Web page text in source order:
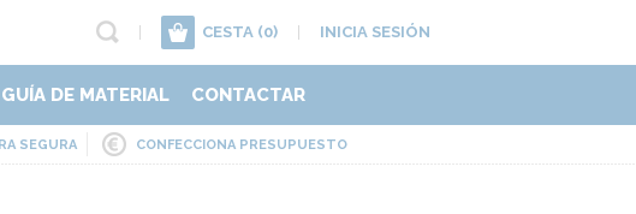
CESTA (0) INICIA SESIÓN
GUÍA DE MATERIAL CONTACTAR
SEGURA CONFECCIONA PRESUPUESTO